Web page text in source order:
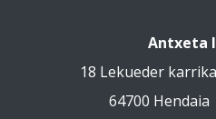
Antxeta
18 Lekueder
64700